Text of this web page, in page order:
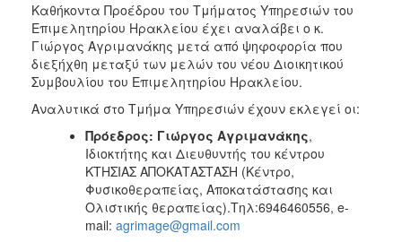
Καθήκοντα Προέδρου του Τμήματος Υπηρεσιών του
Επιμελητηρίου Ηρακλείου έχει αναλάβει ο κ.
Γιώργος Αγριμανάκης μετά από ψηφοφορία που
διεξήχθη μεταξύ των μελών του νέου Διοικητικού
Συμβουλίου του Επιμελητηρίου Ηρακλείου.
Αναλυτικά στο Τμήμα Υπηρεσιών έχουν εκλεγεί οι:
Πρόεδρος: Γιώργος Αγριμανάκης,
Ιδιοκτήτης και Διευθυντής του κέντρου
ΚΤΗΣΙΑΣ ΑΠΟΚΑΤΑΣΤΑΣΗ (Κέντρο,
Φυσικοθεραπείας, Αποκατάστασης και
Ολιστικής θεραπείας).Τηλ:6946460556, e-
mail: agrimage@gmail.com